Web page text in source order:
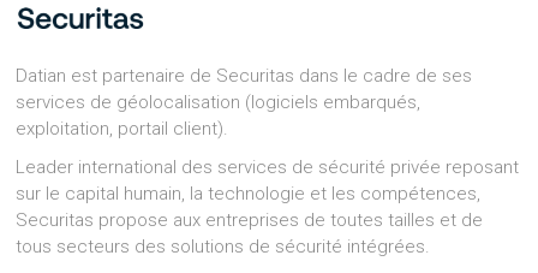
Datian est partenaire de Securitas dans le cadre de ses
services de géolocalisation (logiciels embarqués,
exploitation, portail client).
Leader international des services de sécurité privée reposant
sur le capital humain, la technologie et les compétences,
Securitas propose aux entreprises de toutes tailles et de
tous secteurs des solutions de sécurité intégrées.